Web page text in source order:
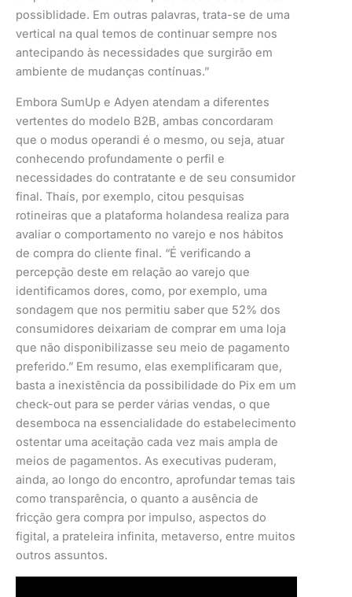
possiblidade. Em outras palavras, trata-se de uma
vertical na qual temos de continuar sempre nos
antecipando às necessidades que surgirão em
ambiente de mudanças contínuas.”
Embora SumUp e Adyen atendam a diferentes
vertentes do modelo B2B, ambas concordaram
que o modus operandi é o mesmo, ou seja, atuar
conhecendo profundamente o perfil e
necessidades do contratante e de seu consumidor
final. Thaís, por exemplo, citou pesquisas
rotineiras que a plataforma holandesa realiza para
avaliar o comportamento no varejo e nos hábitos
de compra do cliente final. “É verificando a
percepção deste em relação ao varejo que
identificamos dores, como, por exemplo, uma
sondagem que nos permitiu saber que 52% dos
consumidores deixariam de comprar em uma loja
que não disponibilizasse seu meio de pagamento
preferido.” Em resumo, elas exemplificaram que,
basta a inexistência da possibilidade do Pix em um
check-out para se perder várias vendas, o que
desemboca na essencialidade do estabelecimento
ostentar uma aceitação cada vez mais ampla de
meios de pagamentos. As executivas puderam,
ainda, ao longo do encontro, aprofundar temas tais
como transparência, o quanto a ausência de
fricção gera compra por impulso, aspectos do
figital, a prateleira infinita, metaverso, entre muitos
outros assuntos.